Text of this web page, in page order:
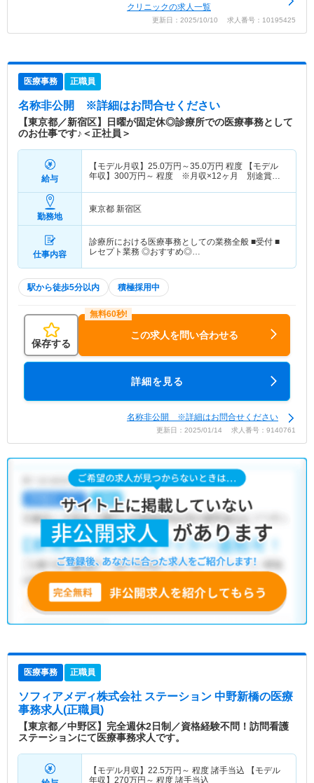
クリニックの求人一覧
更新日：2025/10/10 求人番号：10195425
医療事務 正職員
名称非公開 ※詳細はお問合せください
【東京都／新宿区】日曜が固定休◎診療所での医療事務として
のお仕事です♪＜正社員＞
給与
【モデル月収】 25.0万円～35.0万円 程度 【モデル
年収】 300万円～ 程度 ※月収×12ヶ月 別途賞与
勤務地
東京都 新宿区
仕事内容
診療所における医療事務としての業務全般 ■受付 ■
レセプト業務 ◎おすすめ◎…
駅から徒歩5分以内 積極採用中
保存する
この求人を問い合わせる
詳細を見る
名称非公開 ※詳細はお問合せください
更新日：2025/01/14 求人番号：9140761
医療事務 正職員
ソフィアメディ株式会社 ステーション 中野新橋の医療
事務求人(正職員)
【東京都／中野区】完全週休2日制／資格経験不問！訪問看護
ステーションにて医療事務求人です。
【モデル月収】 22.5万円～ 程度 諸手当込 【モデル
年収】 270万円～ 程度 諸手当込